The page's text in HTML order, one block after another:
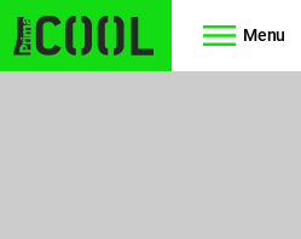
Menu